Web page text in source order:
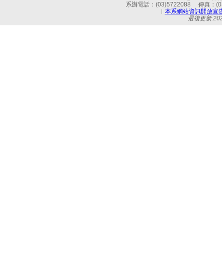
系辦電話：(03)5722088 傳真：
︱ 本系網站資訊開放宣
最後更新